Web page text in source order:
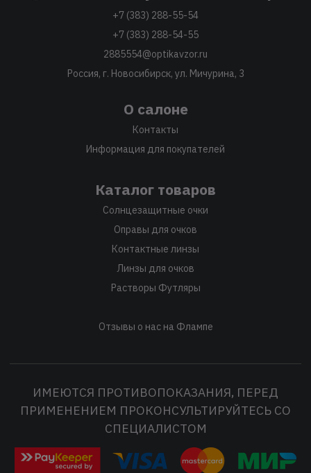
+7 (383) 288-55-54
+7 (383) 288-54-55
2885554@optikavzor.ru
Россия, г. Новосибирск, ул. Мичурина, 3
О салоне
Контакты
Информация для покупателей
Каталог товаров
Солнцезащитные очки
Оправы для очков
Контактные линзы
Линзы для очков
Растворы Футляры
Отзывы о нас на Флампе
ИМЕЮТСЯ ПРОТИВОПОКАЗАНИЯ, ПЕРЕД
ПРИМЕНЕНИЕМ ПРОКОНСУЛЬТИРУЙТЕСЬ СО
СПЕЦИАЛИСТОМ